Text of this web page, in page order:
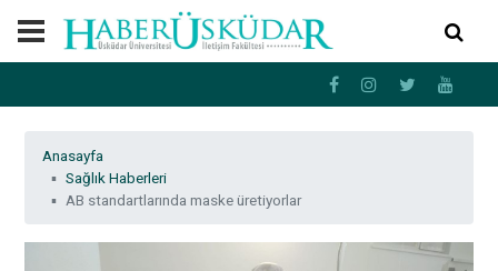
Anasayfa
Sağlık Haberleri
AB standartlarında maske üretiyorlar